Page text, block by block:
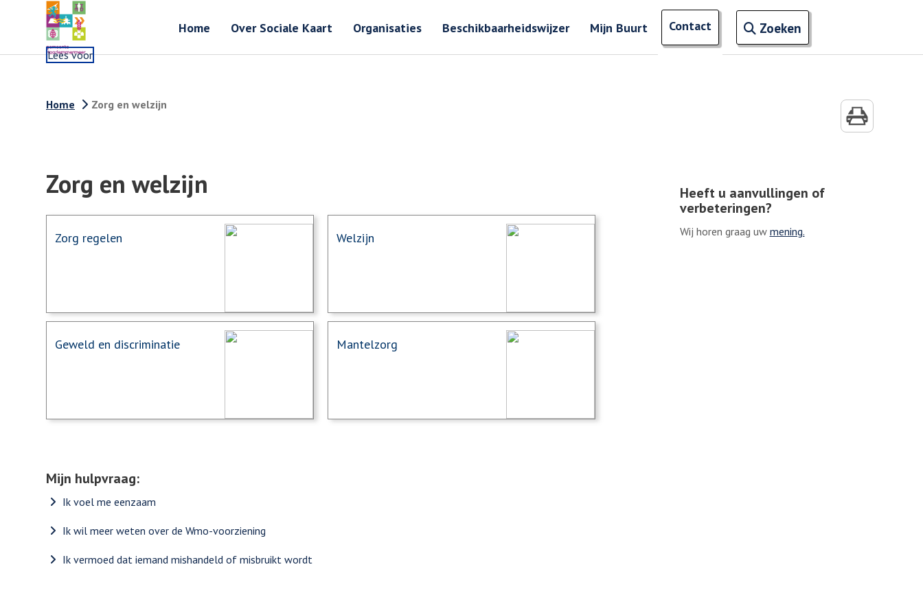
Home Over Sociale Kaart Organisaties Beschikbaarheidswijzer Mijn Buurt Contact ZoekenOpen zoekveld
Lees voor
Zoeken naar ingevoerde termen
Home Zorg en welzijn
Zorg en welzijn
Zorg regelen Welzijn
Geweld en discriminatie Mantelzorg
Mijn hulpvraag:
Ik voel me eenzaam
Ik wil meer weten over de Wmo-voorziening
Ik vermoed dat iemand mishandeld of misbruikt wordt
Heeft u aanvullingen of
verbeteringen?
Wij horen graag uw mening.